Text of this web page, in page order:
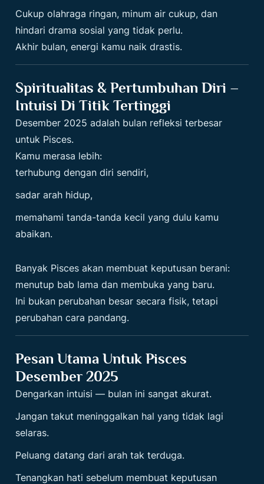
Cukup olahraga ringan, minum air cukup, dan
hindari drama sosial yang tidak perlu.
Akhir bulan, energi kamu naik drastis.
Spiritualitas & Pertumbuhan Diri –
Intuisi Di Titik Tertinggi
Desember 2025 adalah bulan refleksi terbesar
untuk Pisces.
Kamu merasa lebih:
terhubung dengan diri sendiri,
sadar arah hidup,
memahami tanda-tanda kecil yang dulu kamu
abaikan.
Banyak Pisces akan membuat keputusan berani:
menutup bab lama dan membuka yang baru.
Ini bukan perubahan besar secara fisik, tetapi
perubahan cara pandang.
Pesan Utama Untuk Pisces
Desember 2025
Dengarkan intuisi — bulan ini sangat akurat.
Jangan takut meninggalkan hal yang tidak lagi
selaras.
Peluang datang dari arah tak terduga.
Tenangkan hati sebelum membuat keputusan